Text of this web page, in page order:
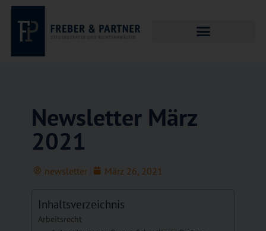
Newsletter März
2021
newsletter März 26, 2021
Inhaltsverzeichnis
Arbeitsrecht